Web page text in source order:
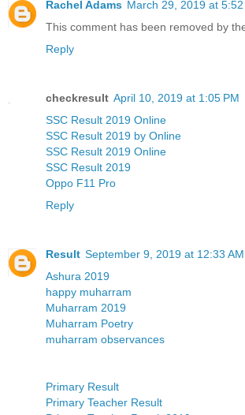
Rachel Adams March 29, 2019 at 5:52
This comment has been removed by
Reply
checkresult April 10, 2019 at 1:05 PM
SSC Result 2019 Online
SSC Result 2019 by Online
SSC Result 2019 Online
SSC Result 2019
Oppo F11 Pro
Reply
Result September 9, 2019 at 12:33 AM
Ashura 2019
happy muharram
Muharram 2019
Muharram Poetry
muharram observances
Primary Result
Primary Teacher Result